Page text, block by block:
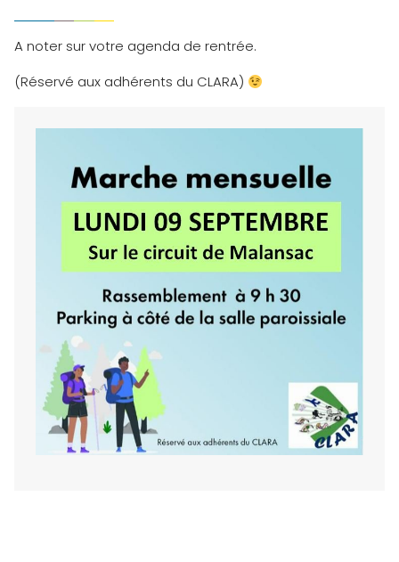
A noter sur votre agenda de rentrée.
(Réservé aux adhérents du CLARA)